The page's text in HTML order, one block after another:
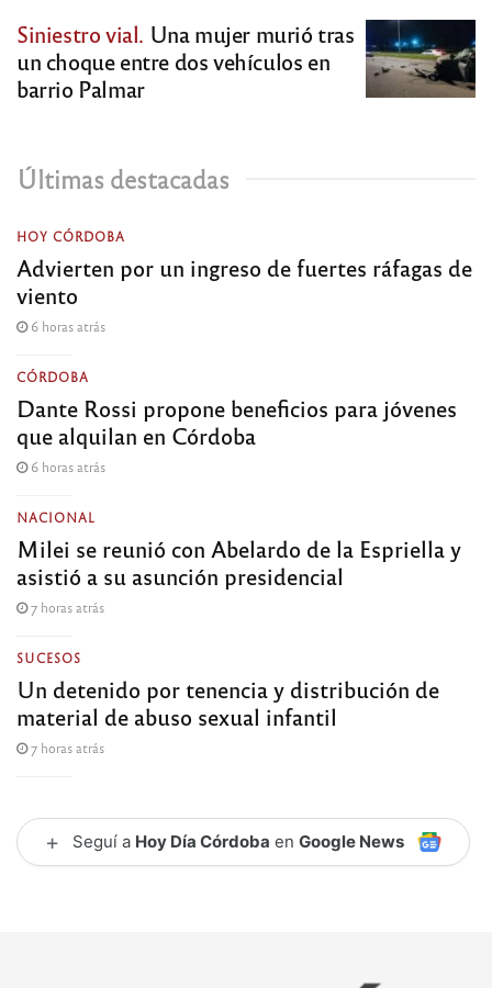
Siniestro vial. Una mujer murió tras
un choque entre dos vehículos en
barrio Palmar
Últimas destacadas
HOY CÓRDOBA
Advierten por un ingreso de fuertes ráfagas de
viento
6 horas atrás
CÓRDOBA
Dante Rossi propone beneficios para jóvenes
que alquilan en Córdoba
6 horas atrás
NACIONAL
Milei se reunió con Abelardo de la Espriella y
asistió a su asunción presidencial
7 horas atrás
SUCESOS
Un detenido por tenencia y distribución de
material de abuso sexual infantil
7 horas atrás
+ Seguí a Hoy Día Córdoba en Google News